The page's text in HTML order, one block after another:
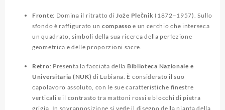
Fronte: Domina il ritratto di Jože Plečnik (1872–1957). Sullo
sfondo è raffigurato un compasso e un cerchio che interseca
un quadrato, simboli della sua ricerca della perfezione
geometrica e delle proporzioni sacre.
Retro: Presenta la facciata della Biblioteca Nazionale e
Universitaria (NUK) di Lubiana. È considerato il suo
capolavoro assoluto, con le sue caratteristiche finestre
verticali e il contrasto tra mattoni rossi e blocchi di pietra
grigia. In sovrapposizione si vede il disegno della pianta della